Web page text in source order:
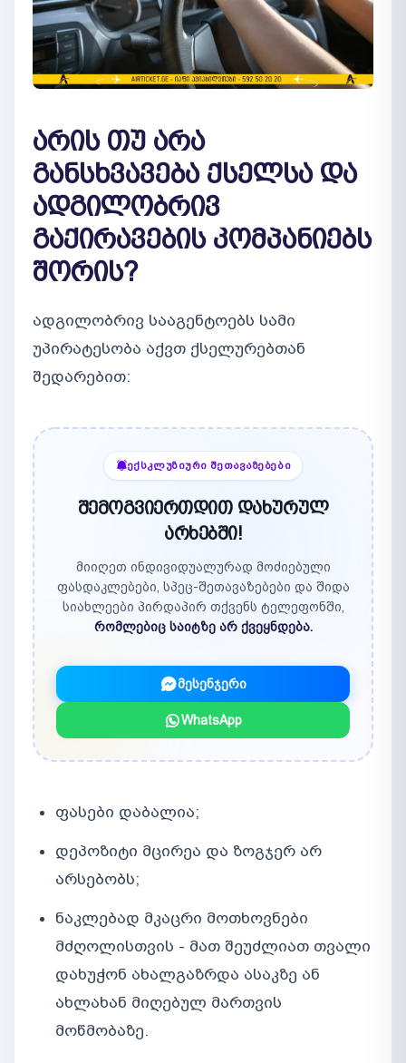
არის თუ არა
განსხვავება ქსელსა და
ადგილობრივ
გაქირავების კომპანიებს
შორის?
ადგილობრივ სააგენტოებს სამი
უპირატესობა აქვთ ქსელურებთან
შედარებით:
ᲔᲥᲡᲙᲚᲣᲖᲘᲣᲠᲘ ᲨᲔᲗᲐᲕᲐᲖᲔᲑᲔᲑᲘ
შემოგვიერთდით დახურულ
არხებში!
მიიღეთ ინდივიდუალურად მოძიებული
ფასდაკლებები, სპეც-შეთავაზებები და შიდა
სიახლეები პირდაპირ თქვენს ტელეფონში,
რომლებიც საიტზე არ ქვეყნდება.
მესენჯერი
WhatsApp
ფასები დაბალია;
დეპოზიტი მცირეა და ზოგჯერ არ
არსებობს;
ნაკლებად მკაცრი მოთხოვნები
მძღოლისთვის - მათ შეუძლიათ თვალი
დახუჭონ ახალგაზრდა ასაკზე ან
ახლახან მიღებულ მართვის
მოწმობაზე.